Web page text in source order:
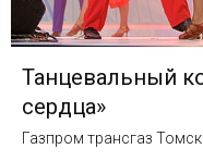
Танцевальный
сердца»
Газпром трансгаз Томск